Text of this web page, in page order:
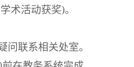
术活动获奖)。
问联系相关处室。